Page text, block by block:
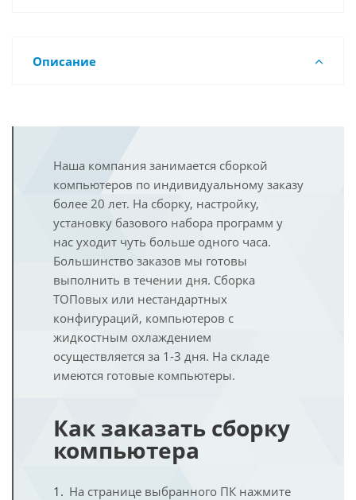
Описание
Наша компания занимается сборкой
компьютеров по индивидуальному заказу
более 20 лет. На сборку, настройку,
установку базового набора программ у
нас уходит чуть больше одного часа.
Большинство заказов мы готовы
выполнить в течении дня. Сборка
ТОПовых или нестандартных
конфигураций, компьютеров с
жидкостным охлаждением
осуществляется за 1-3 дня. На складе
имеются готовые компьютеры.
Как заказать сборку
компьютера
На странице выбранного ПК нажмите